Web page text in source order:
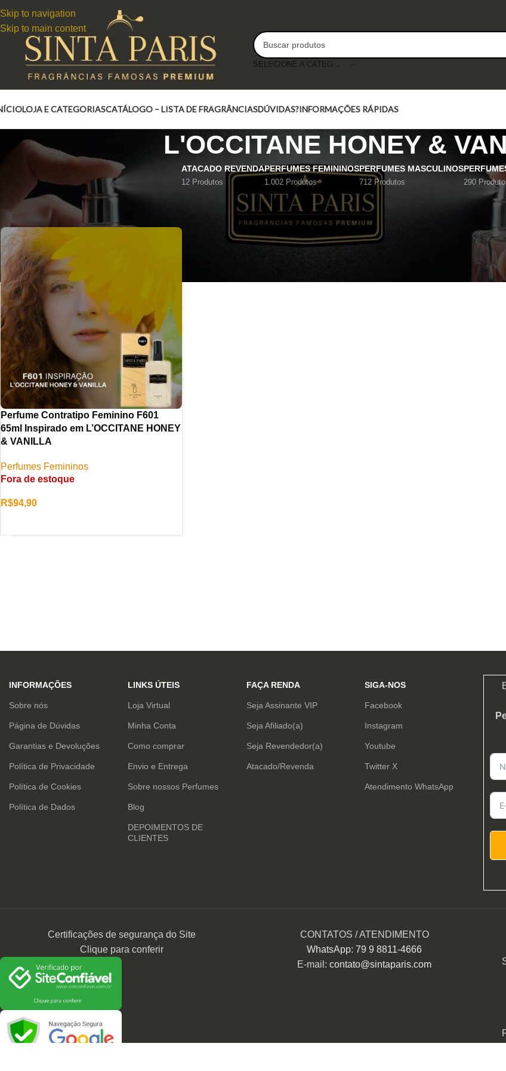
Skip to navigation
Skip to main content
SELECIONE A CATEGORIA
LOJA E CATEGORIASCATÁLOGO – LISTA DE FRAGRÂNCIASDÚVIDAS?INFORMAÇÕES RÁPIDAS
L'OCCITANE HONEY &
ATACADO REVENDA
12 Produtos
PERFUMES FEMININOS
1.002 Produtos
PERFUMES MASCULINOS
712 Produtos 290
L'OCCITANE HONEY & VANILLA Mostrar 9
Perfume Contratipo Feminino F601
65ml Inspirado em L’OCCITANE HONEY
& VANILLA
Perfumes Femininos
Fora de estoque
R$94,90
INFORMAÇÕES
Sobre nós
Página de Dúvidas
Garantias e Devoluções
Política de Privacidade
Política de Cookies
Política de Dados
LINKS ÚTEIS
Loja Virtual
Minha Conta
Como comprar
Envio e Entrega
Sobre nossos Perfumes
Blog
DEPOIMENTOS DE
CLIENTES
FAÇA RENDA
Seja Assinante VIP
Seja Afiliado(a)
Seja Revendedor(a)
Atacado/Revenda
SIGA-NOS
Facebook
Instagram
Youtube
Twitter X
Atendimento WhatsApp
Certificações de segurança do Site
Clique para conferir
CONTATOS / ATENDIMENTO
WhatsApp: 79 9 8811-4666
E-mail:contato@sintaparis.com